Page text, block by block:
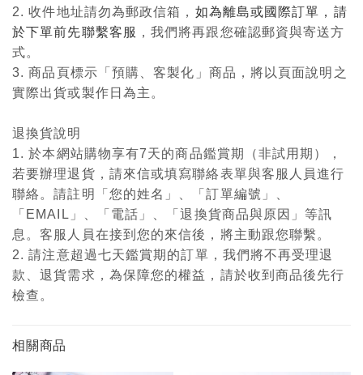
2. 收件地址請勿為郵政信箱， 如為離島或國際訂單，請
於下單前先聯繫客服 ，我們將再跟您確認郵資與寄送方
式。
3. 商品頁標示「預購、客製化」商品，將以頁面說明之
實際出貨或製作日為主。
退換貨說明
1. 於本網站購物享有7天的商品鑑賞期（非試用期），
若要辦理退貨，請來信或填寫聯絡表單與客服人員進行
聯絡。請註明「您的姓名」、「訂單編號」、
「EMAIL」、「電話」、「退換貨商品與原因」等訊
息。客服人員在接到您的來信後，將主動跟您聯繫。
2. 請注意超過七天鑑賞期的訂單，我們將不再受理退
款、退貨需求，為保障您的權益，請於收到商品後先行
檢查。
相關商品